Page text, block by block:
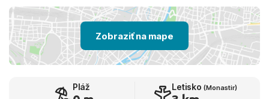
Zobraziť na mape
Pláž Letisko (Monastir)